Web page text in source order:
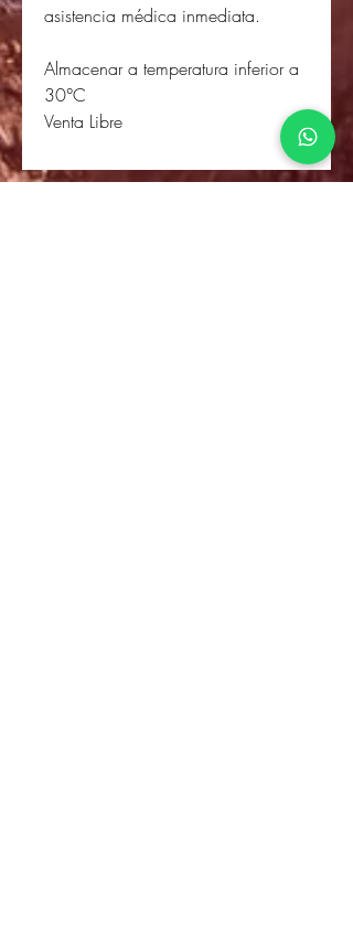
asistencia médica inmediata.
Almacenar a temperatura inferior a
30°C
Venta Libre